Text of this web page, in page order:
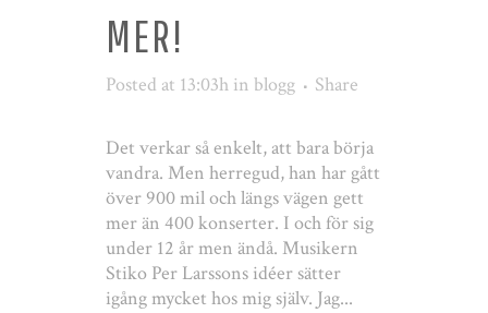
MER!
Posted at 13:03h in blogg Share
Det verkar så enkelt, att bara börja
vandra. Men herregud, han har gått
över 900 mil och längs vägen gett
mer än 400 konserter. I och för sig
under 12 år men ändå. Musikern
Stiko Per Larssons idéer sätter
igång mycket hos mig själv. Jag...